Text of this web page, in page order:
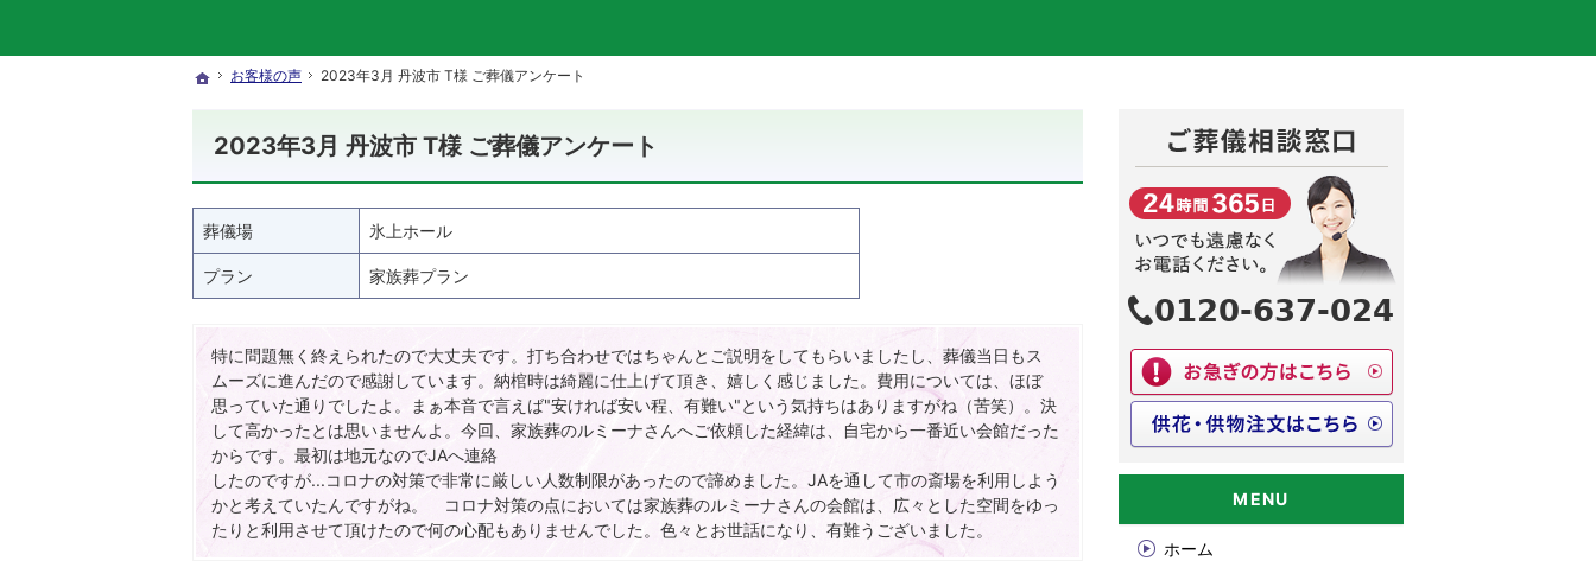
ホーム
お客様の声 2023年3月 丹波市 T様 ご葬儀アンケート
2023年3月 丹波市 T様 ご葬儀アンケート
葬儀場 氷上ホール
プラン 家族葬プラン
特に問題無く終えられたので大丈夫です。打ち合わせではちゃんとご説明をしてもらいましたし、葬儀当日もス
ムーズに進んだので感謝しています。納棺時は綺麗に仕上げて頂き、嬉しく感じました。費用については、ほぼ
思っていた通りでしたよ。まぁ本音で言えば"安ければ安い程、有難い"という気持ちはありますがね（苦笑）。決
して高かったとは思いませんよ。今回、家族葬のルミーナさんへご依頼した経緯は、自宅から一番近い会館だった
からです。最初は地元なのでJAへ連絡
したのですが...コロナの対策で非常に厳しい人数制限があったので諦めました。JAを通して市の斎場を利用しよう
かと考えていたんですがね。 コロナ対策の点においては家族葬のルミーナさんの会館は、広々とした空間をゆっ
たりと利用させて頂けたので何の心配もありませんでした。色々とお世話になり、有難うございました。
ホーム